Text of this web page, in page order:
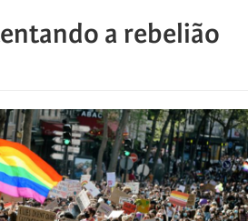
a rebelião